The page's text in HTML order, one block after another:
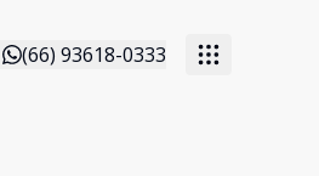
(66) 93618-0333